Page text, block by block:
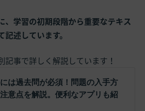
学習の初期段階から重要なテキス
記述しています。
記事で詳しく解説しています！
は過去問が必須！問題の入手方
意点を解説。便利なアプリも紹